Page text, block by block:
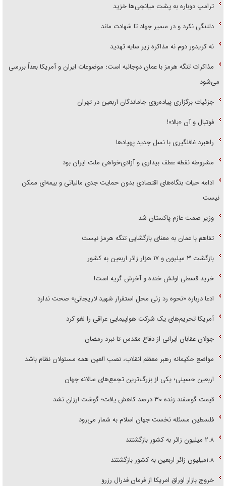
ترامپ دوباره به پشت میانجی‌ها خزید
دلتنگی نکرد و در مسیر جهاد تا شهادت ماند
نه کریدور دوم نه مذاکره زیر سایه تهدید
مذاکرات تنگه هرمز با عمان دوجانبه است؛ موضوعات ایران و آمریکا بعداً بررسی
می‌شود
جزئیات برگزاری پیاده‌روی جاماندگان اربعین در تهران
فوتبال و آن «بالا»!
راهبرد غافلگیری با نسل جدید پهپاد‌ها
مشروطه نقطه عطف بیداری و آزادی‌خواهی ملت ایران بود
ادامه حیات بنگاه‌های اقتصادی بدون حمایت جدی مالیاتی و بیمه‌ای ممکن
نیست
وزیر صمت عازم پاکستان شد
تفاهم با عمان به معنای بازگشایی تنگه هرمز نیست
بازگشت ۳ میلیون و ۱۷ هزار زائر اربعین به کشور
خرید قسطی اولش خنده و آخرش گریه است!
ادعا درباره «نحوه رد زنی محل استقرار شهید لاریجانی» صحت ندارد
آمریکا تحریم‌های یک شرکت هواپیمایی عراقی را لغو کرد
جولان عقابان ایرانی از دفاع مقدس تا نبرد رمضان
مواضع حکیمانه رهبر معظم انقلاب، نصب العین همه مسئولان نظام باشد
اربعین حسینی؛ یکی از بزرگ‌ترین تجمع‌های سالانه جهان
قیمت گوسفند زنده ۳۰ درصد کاهش یافت؛ گوشت ارزان نشد
فلسطین مسئله نخست جهان اسلام به شمار می‌رود
۲.۸ میلیون زائر به کشور بازگشتند
۱.۸میلیون زائر اربعین به کشور بازگشتند
خروج بازار اوراق امریکا از فرمان فدرال رزرو